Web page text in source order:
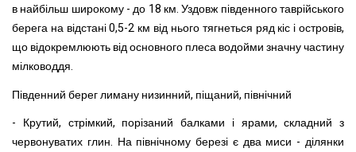
в найбільш широкому - до 18 км. Уздовж південного таврійського
берега на відстані 0,5-2 км від нього тягнеться ряд кіс і островів,
що відокремлюють від основного плеса водойми значну частину
мілководдя.
Південний берег лиману низинний, піщаний, північний
- Крутий, стрімкий, порізаний балками і ярами, складний з
червонуватих глин. На північному березі є два миси - ділянки